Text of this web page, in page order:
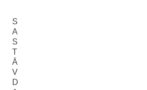
S
A
S
T
Ā
V
D